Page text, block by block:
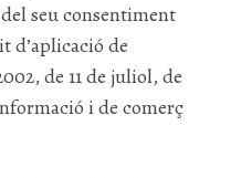
seu consentiment
d’aplicació de
de 11 de juliol, de
i de comerç